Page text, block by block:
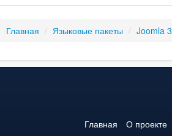
Главная / Языковые пакеты / Joomla
Главная О проекте